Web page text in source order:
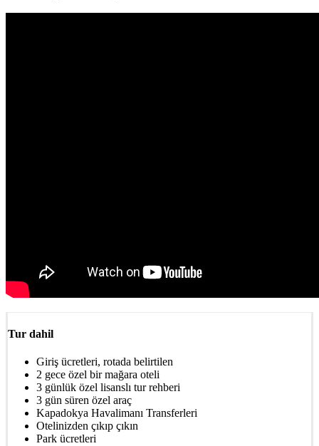
Tur dahil
Giriş ücretleri, rotada belirtilen
2 gece özel bir mağara oteli
3 günlük özel lisanslı tur rehberi
3 gün süren özel araç
Kapadokya Havalimanı Transferleri
Otelinizden çıkıp çıkın
Park ücretleri